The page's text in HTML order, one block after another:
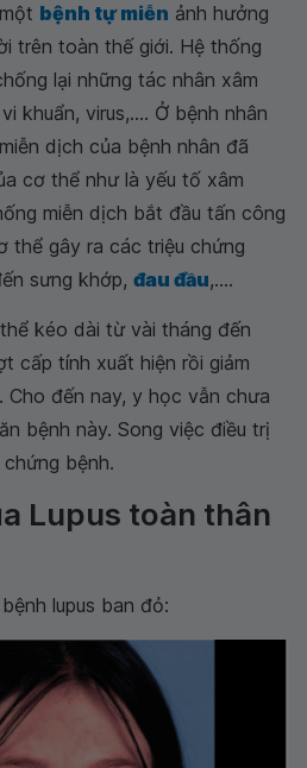
bệnh tự miễn ảnh hưởng
trên toàn thế giới. Hệ thống
lại những tác nhân xâm
khuẩn, virus,.... Ở bệnh nhân
dịch của bệnh nhân đã
cơ thể như là yếu tố xâm
miễn dịch bắt đầu tấn công
thể gây ra các triệu chứng
sưng khớp, đau đầu,....
kéo dài từ vài tháng đến
cấp tính xuất hiện rồi giảm
Cho đến nay, y học vẫn chưa
bệnh này. Song việc điều trị
bệnh.
Lupus toàn thân
lupus ban đỏ: